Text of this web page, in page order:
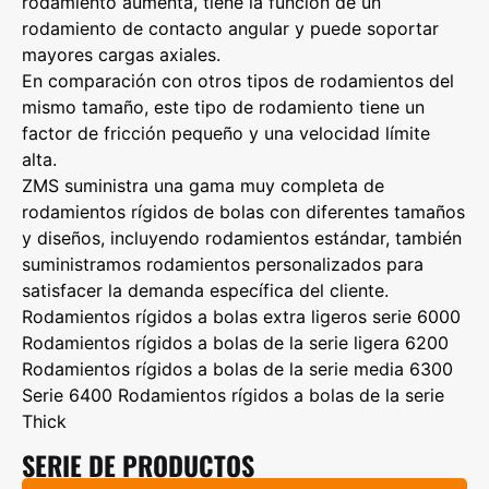
rodamiento de contacto angular y puede soportar
mayores cargas axiales.
En comparación con otros tipos de rodamientos del
mismo tamaño, este tipo de rodamiento tiene un
factor de fricción pequeño y una velocidad límite
alta.
ZMS suministra una gama muy completa de
rodamientos rígidos de bolas con diferentes tamaños
y diseños, incluyendo rodamientos estándar, también
suministramos rodamientos personalizados para
satisfacer la demanda específica del cliente.
Rodamientos rígidos a bolas extra ligeros serie 6000
Rodamientos rígidos a bolas de la serie ligera 6200
Rodamientos rígidos a bolas de la serie media 6300
Serie 6400 Rodamientos rígidos a bolas de la serie
Thick
SERIE DE PRODUCTOS